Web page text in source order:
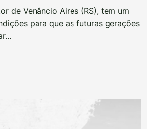
de Venâncio Aires (RS), tem um
para que as futuras gerações